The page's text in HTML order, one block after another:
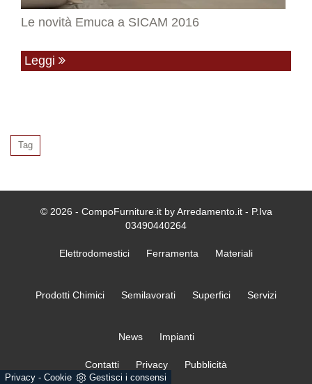
Privacy - Cookie Gestisci i consensi
Le novità Emuca a SICAM 2016
Leggi
Tag
© 2026 - CompoFurniture.it by Arredamento.it - P.Iva
03490440264
Elettrodomestici Ferramenta Materiali
Prodotti Chimici Semilavorati Superfici Servizi
News Impianti
Contatti Privacy Pubblicità